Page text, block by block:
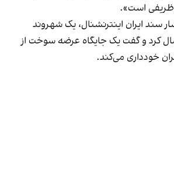
ظریفی است».
سند ایران اینترنشنال، یک شهروند
کرد و گفت یک جایگاه عرضه سوخت از
خودداری می‌کند.